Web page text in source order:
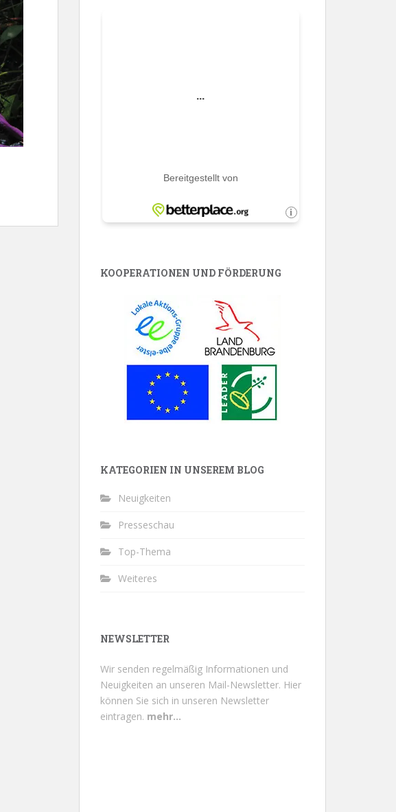
KOOPERATIONEN UND FÖRDERUNG
KATEGORIEN IN UNSEREM BLOG
Neuigkeiten
Presseschau
Top-Thema
Weiteres
NEWSLETTER
Wir senden regelmäßig Informationen und
Neuigkeiten an unseren Mail-Newsletter. Hier
können Sie sich in unseren Newsletter
eintragen. mehr...